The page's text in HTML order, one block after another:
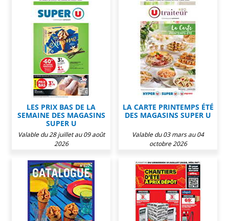
LES PRIX BAS DE LA
SEMAINE DES MAGASINS
SUPER U
Valable du 28 juillet au 09 août
2026
LA CARTE PRINTEMPS ÉTÉ
DES MAGASINS SUPER U
Valable du 03 mars au 04
octobre 2026